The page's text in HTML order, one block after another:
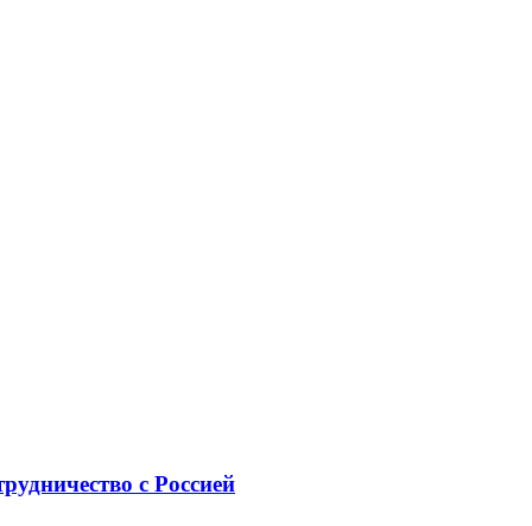
с Россией